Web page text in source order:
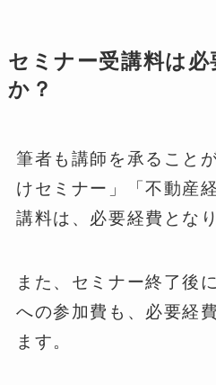
セミナー受講料は
か？
筆者も講師を承ること
けセミナー」「不動産
講料は、必要経費とな
また、セミナー終了後
への参加費も、必要経
ます。